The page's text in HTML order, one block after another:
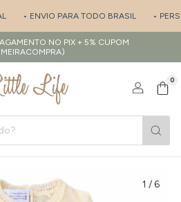
• ENVIO PARA TODO BRASIL •
NO PIX + 5% CUPOM
0
1 /6